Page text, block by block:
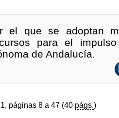
el que se adoptan
para el
de Andalucía.
páginas 8 a 47 (40 págs.)